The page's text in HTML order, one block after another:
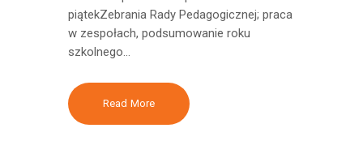
piątekZebrania Rady Pedagogicznej; praca
w zespołach, podsumowanie roku
szkolnego…
Read More